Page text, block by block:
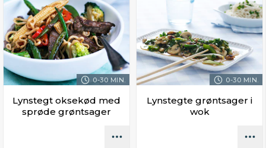
0-30 MIN.
Lynstegt oksekød med
sprøde grøntsager
0-30 MIN.
Lynstegte grøntsager i
wok